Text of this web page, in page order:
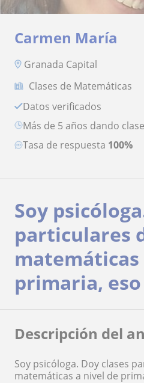
Carmen María
Granada Capital
Clases de Matemáticas
Datos verificados
más de 5 años dando clase
Tasa de respuesta 100%
Soy
particulares
matemáticas
primaria,
Descripción del
Soy psicóloga. Doy clases
matemáticas a nivel de